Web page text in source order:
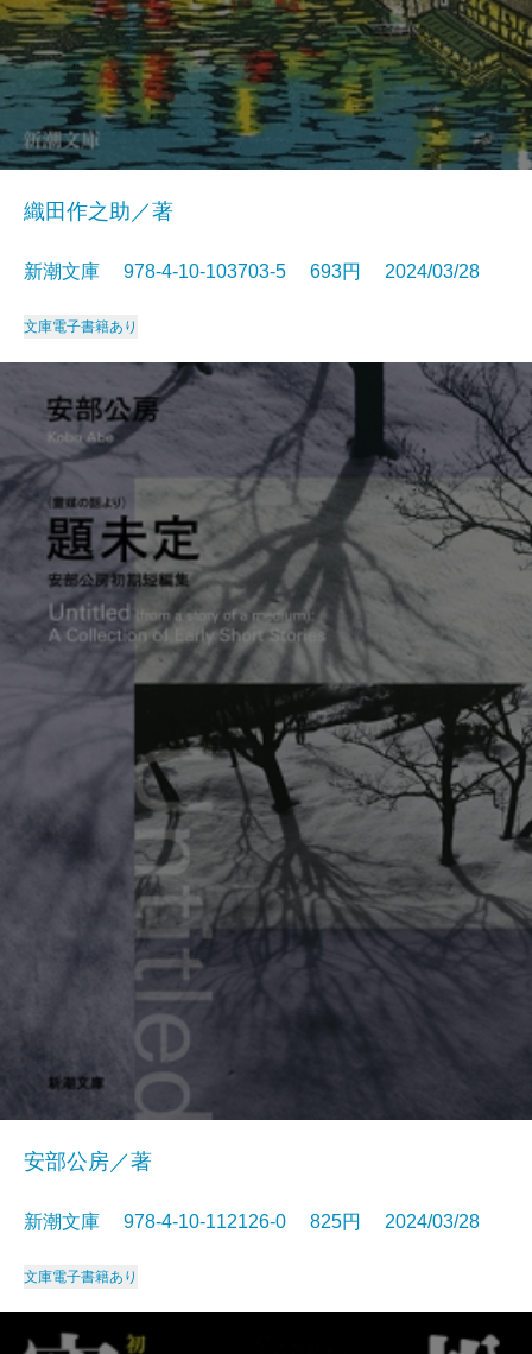
織田作之助／著
新潮文庫 978-4-10-103703-5 693円 2024/03/28
文庫電子書籍あり
安部公房／著
新潮文庫 978-4-10-112126-0 825円 2024/03/28
文庫電子書籍あり